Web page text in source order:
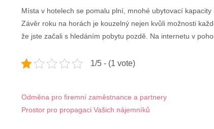
Místa v hotelech se pomalu plní, mnohé ubytovací
Závěr roku na horách je kouzelný nejen kvůli možnosti
že jste začali s hledáním pobytu pozdě. Na internetu v
1/5 - (1 vote)
Navigace
pro
Odměna pro firemní zaměstnance a partnery
Prostor pro propagaci Vašich nájemníků